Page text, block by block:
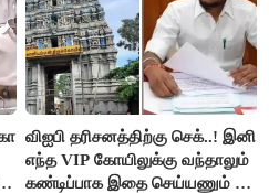
விஐபி தரிசனத்திற்கு செக்..! இனி
எந்த VIP கோயிலுக்கு வந்தாலும்
கண்டிப்பாக இதை செய்யணும் -